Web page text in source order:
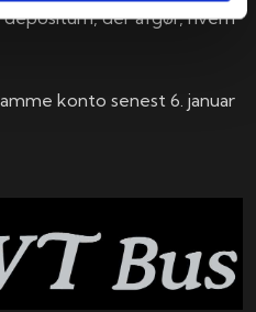
der afgør, hvem
konto senest 6. januar